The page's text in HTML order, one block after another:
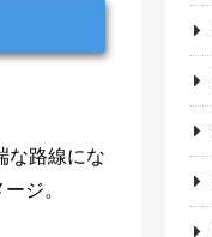
な路線にな
ジ。